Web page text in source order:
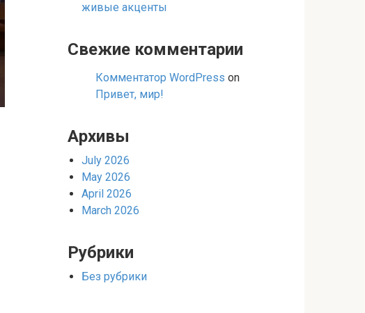
живые акценты
Свежие комментарии
Комментатор WordPress on
Привет, мир!
Архивы
July 2026
May 2026
April 2026
March 2026
Рубрики
Без рубрики